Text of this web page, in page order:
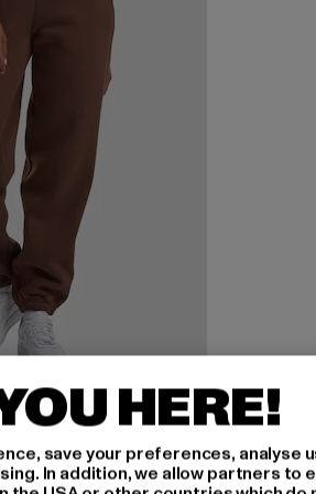
EUR
Aktionspreis: 49,99 EUR
HERE!
save your preferences, analyse
In addition, we allow partners to